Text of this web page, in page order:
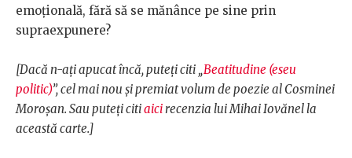
emoțională, fără să se mănânce pe sine prin
supraexpunere?
[Dacă n-ați apucat încă, puteți citi „Beatitudine (eseu
politic)”, cel mai nou și premiat volum de poezie al Cosminei
Moroșan. Sau puteți citiaicirecenzia lui Mihai Iovănel la
această carte.]